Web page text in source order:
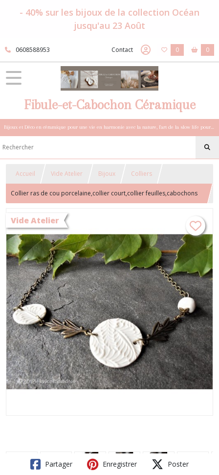
- 40% sur les bijoux de la collection Océan
jusqu'au 23 Août
0608588953 Contact 0 0
Fibule-et-Cabochon Céramique
Bijoux et Déco en céramique pour une vie en harmonie avec la nature, l'art de la slow life pour esprits sensibles et bohèmes.
Accueil Vide Atelier Bijoux Colliers
Collier ras de cou porcelaine,collier court,collier feuilles,cabochons
et perles porcelaine,collier asymétrique,collier d'automne,ras de cou
blanc et bronze,collier bohème,cadeau Noël
Vide Atelier
Partager Enregistrer Poster